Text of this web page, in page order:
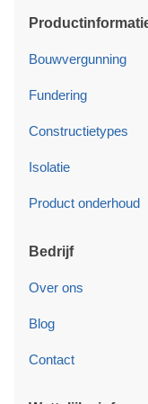
Bouwvergunning
Fundering
Constructietypes
Isolatie
Product onderhoud
Bedrijf
Over ons
Blog
Contact